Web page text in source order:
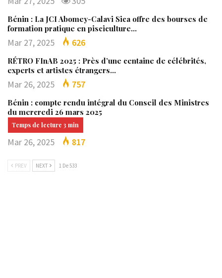
Bénin : La JCI Abomey-Calavi Sica offre des bourses de
formation pratique en pisciculture…
Mar 27, 2025 626
RÉTRO FInAB 2025 : Près d’une centaine de célébrités,
experts et artistes étrangers…
Mar 26, 2025 757
Bénin : compte rendu intégral du Conseil des Ministres
du mercredi 26 mars 2025
Mar 26, 2025 817
PREV NEXT 1 De 533